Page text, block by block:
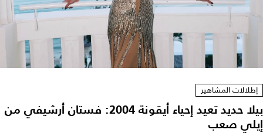
إطلالات المشاهير
بيلا حديد تعيد إحياء أيقونة 2004: فستان أرشيفي من
إيلي صعب